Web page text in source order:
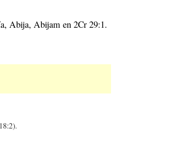
Abija, Abijam en 2Cr 29:1.